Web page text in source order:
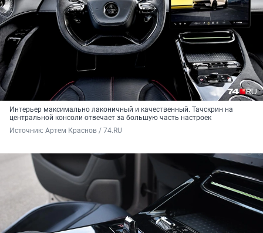
Интерьер максимально лаконичный и качественный. Тачскрин на
центральной консоли отвечает за большую часть настроек
Источник: Артем Краснов / 74.RU